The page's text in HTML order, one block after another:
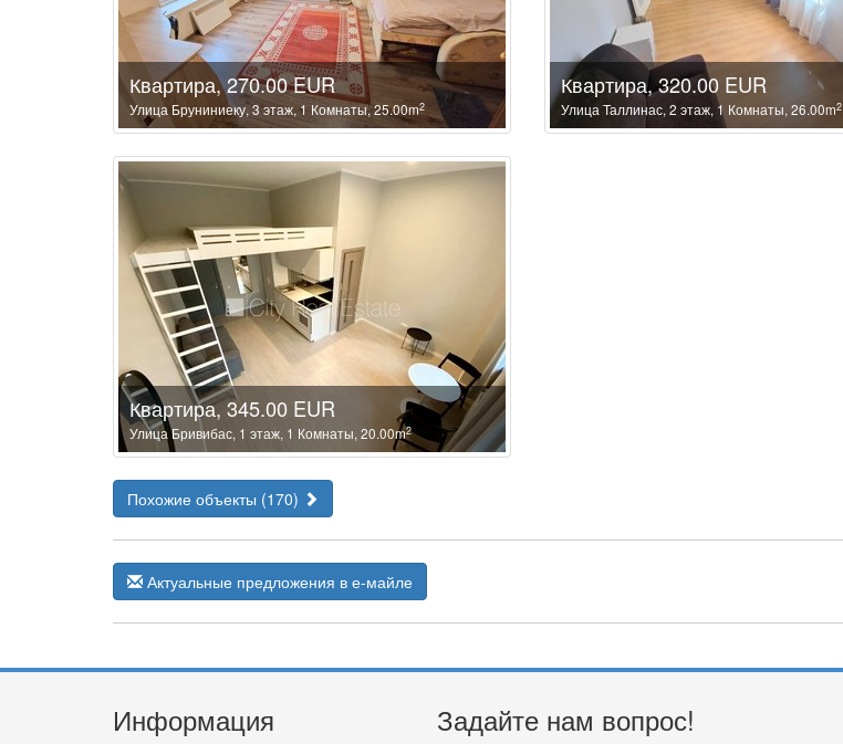
Квартира, 270.00 EUR
Улица Бруниниеку, 3 этаж, 1 Комнаты, 25.00m2
Квартира, 320.00 EUR
Улица Таллинас, 2 этаж, 1 Комнаты, 26.00m2
Квартира, 345.00 EUR
Улица Бривибас, 1 этаж, 1 Комнаты, 20.00m2
Похожие объекты (170)
Актуальные предложения в е-майле
Информация Задайте нам вопрос!